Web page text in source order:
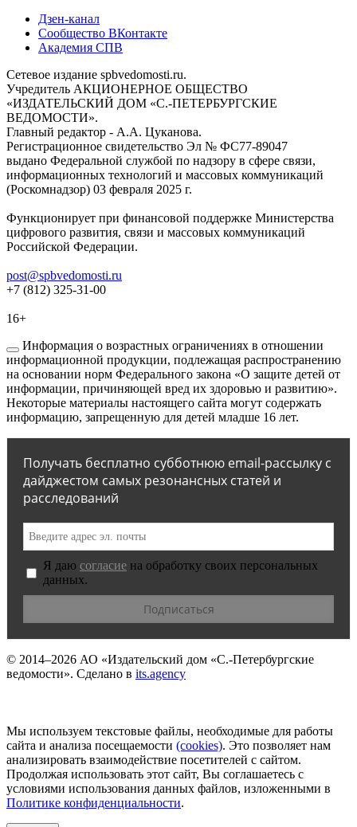
Дзен-канал
Сообщество ВКонтакте
Академия СПВ
Сетевое издание spbvedomosti.ru.
Учредитель АКЦИОНЕРНОЕ ОБЩЕСТВО
«ИЗДАТЕЛЬСКИЙ ДОМ «С.-ПЕТЕРБУРГСКИЕ
ВЕДОМОСТИ».
Главный редактор - А.А. Цуканова.
Регистрационное свидетельство Эл № ФС77-89047
выдано Федеральной службой по надзору в сфере связи,
информационных технологий и массовых коммуникаций
(Роскомнадзор) 03 февраля 2025 г.
Функционирует при финансовой поддержке Министерства
цифрового развития, связи и массовых коммуникаций
Российской Федерации.
post@spbvedomosti.ru
+7 (812) 325-31-00
16+
Информация о возрастных ограничениях в отношении
информационной продукции, подлежащая распространению
на основании норм Федерального закона «О защите детей от
информации, причиняющей вред их здоровью и развитию».
Некоторые материалы настоящего сайта могут содержать
информацию, запрещенную для детей младше 16 лет.
Получать бесплатно субботнюю email-рассылку с
дайджестом самых резонансных статей и
расследований
Я даю согласие на обработку своих персональных
данных.
© 2014–2026 АО «Издательский дом «С.-Петербургские
ведомости». Сделано в its.agency
Мы используем текстовые файлы, необходимые для работы
сайта и анализа посещаемости (сookies). Это позволяет нам
анализировать взаимодействие посетителей с сайтом.
Продолжая использовать этот сайт, Вы соглашаетесь с
условиями использования данных файлов, изложенными в
Политике конфиденциальности.